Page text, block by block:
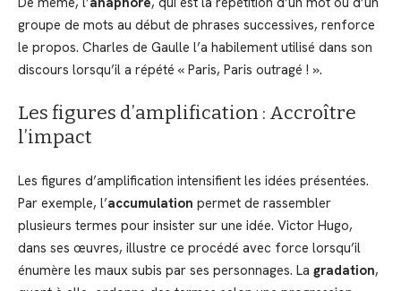
groupe de mots au début de phrases successives, renforce
le propos. Charles de Gaulle l’a habilement utilisé dans son
discours lorsqu’il a répété « Paris, Paris outragé ! ».
Les figures d’amplification : Accroître
l’impact
Les figures d’amplification intensifient les idées présentées.
Par exemple, l’accumulation permet de rassembler
plusieurs termes pour insister sur une idée. Victor Hugo,
dans ses œuvres, illustre ce procédé avec force lorsqu’il
énumère les maux subis par ses personnages. La gradation,